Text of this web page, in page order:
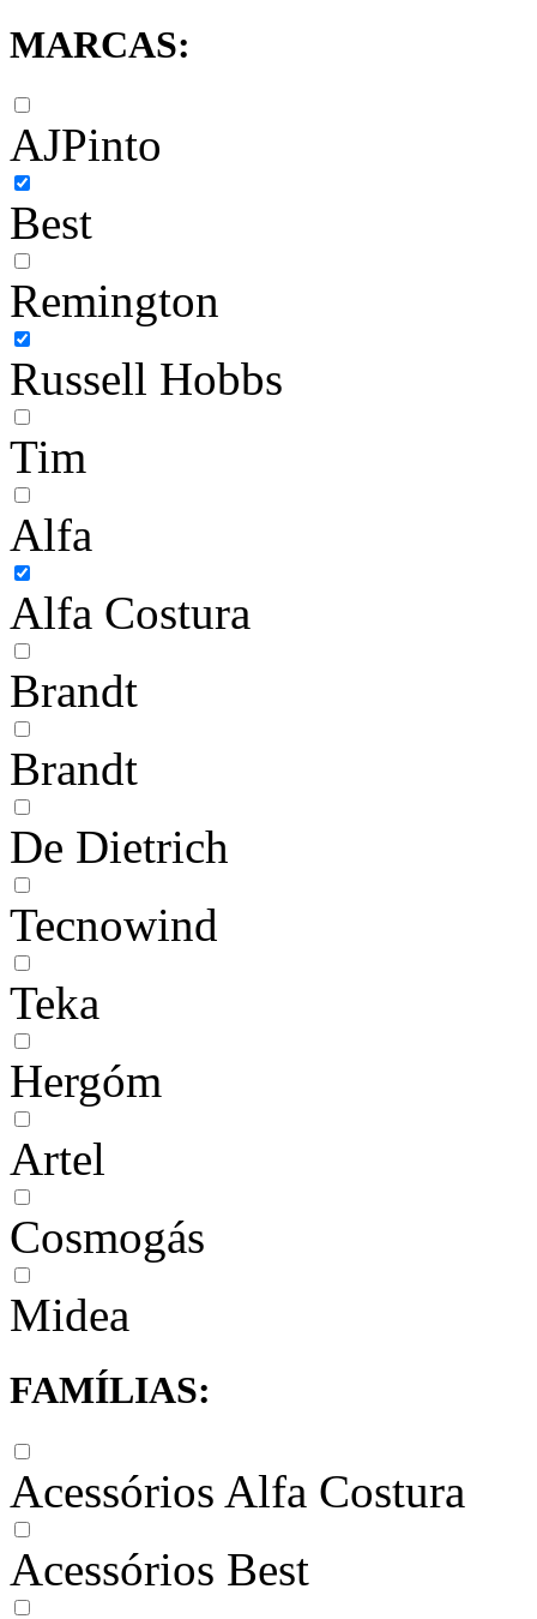
MARCAS:
AJPinto
Best
Remington
Russell Hobbs
Tim
Alfa
Alfa Costura
Brandt
Brandt
De Dietrich
Tecnowind
Teka
Hergóm
Artel
Cosmogás
Midea
FAMÍLIAS:
Acessórios Alfa Costura
Acessórios Best